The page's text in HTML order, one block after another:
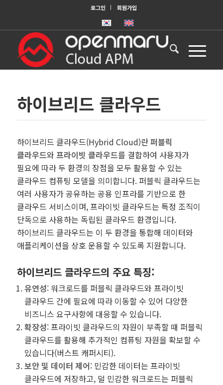
로그인 회원가입
하이브리드 클라우드
하이브리드 클라우드(Hybrid Cloud)란퍼블릭
클라우드와 프라이빗 클라우드를 결합하여 사용자가
필요에 따라 두 환경의 장점을 모두 활용할 수 있는
클라우드 컴퓨팅 모델을 의미합니다. 퍼블릭 클라우드는
여러 사용자가 공유하는 공용 인프라를 기반으로 한
클라우드 서비스이며, 프라이빗 클라우드는 특정 조직이
단독으로 사용하는 독립된 클라우드 환경입니다.
하이브리드 클라우드는 이 두 환경을 통합해 데이터와
애플리케이션을 상호 운용할 수 있도록 지원합니다.
하이브리드 클라우드의 주요 특징:
유연성: 워크로드를 퍼블릭 클라우드와 프라이빗
클라우드 간에 필요에 따라 이동할 수 있어 다양한
비즈니스 요구사항에 대응할 수 있습니다.
확장성: 프라이빗 클라우드의 자원이 부족할 때 퍼블릭
클라우드를 활용해 추가적인 컴퓨팅 자원을 확보할 수
있습니다(버스트 캐퍼시티).
보안 및 데이터 제어: 민감한 데이터는 프라이빗
클라우드에 저장하고, 덜 민감한 워크로드는 퍼블릭